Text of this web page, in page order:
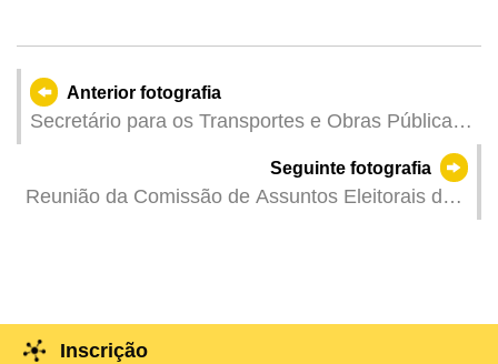
Anterior fotografia
Secretário para os Transportes e Obras Públicas,
Tam Vai Man, na reunião plenária da Assembleia
Legislativa para responder às interpelações orais
apresentadas pelos deputados.
Seguinte fotografia
Reunião da Comissão de Assuntos Eleitorais da
Inscrição